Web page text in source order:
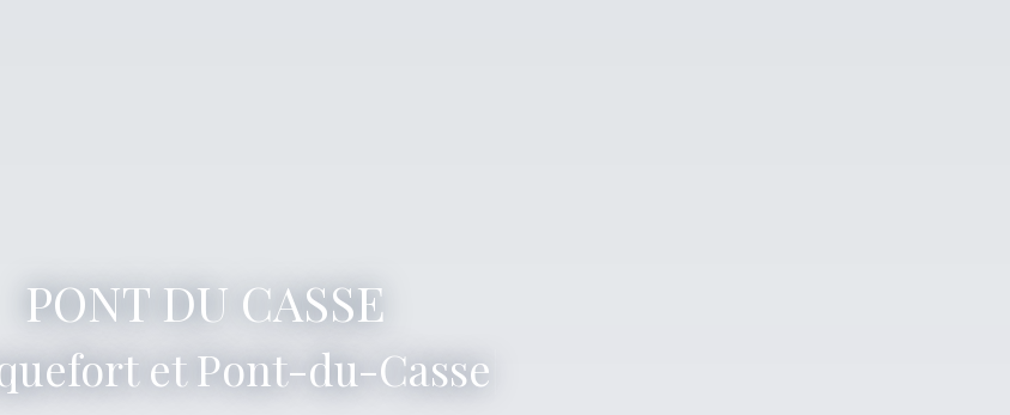
PONT DU CASSE
Dirig|